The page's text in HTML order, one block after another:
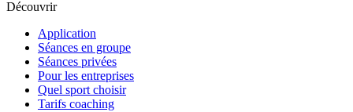
Découvrir
Application
Séances en groupe
Séances privées
Pour les entreprises
Quel sport choisir
Tarifs coaching